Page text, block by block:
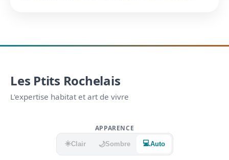
Les Ptits Rochelais
L'expertise habitat et art de vivre
APPARENCE
☀️Clair 🌙Sombre 💻Auto